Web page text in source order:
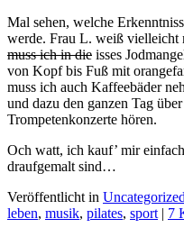
Mal sehen, welche
werde. Frau L. weiß vielleicht
muss ich in die isses
von Kopf bis Fuß mit
muss ich auch Kaffeebäder
und dazu den ganzen Tag
Trompetenkonzerte hören.
Och watt, ich kauf’ mir
draufgemalt sind…
Veröffentlicht in Uncategorized
leben, musik, pilates, sport | 7